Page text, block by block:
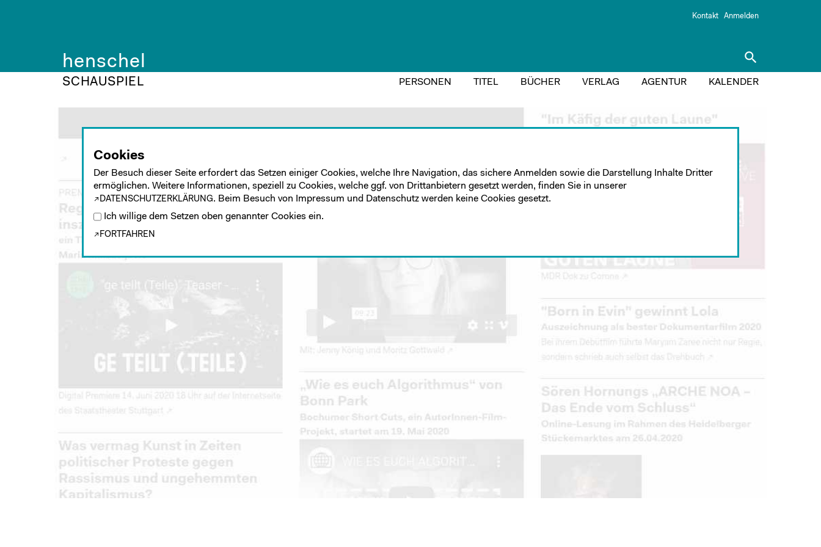
Kontakt Anmelden
henschel search
SCHAUSPIEL PERSONEN TITEL BÜCHER VERLAG AGENTUR KALENDER
Cookies
Der Besuch dieser Seite erfordert das Setzen einiger Cookies, welche Ihre Navigation, das sichere Anmelden sowie die Darstellung Inhalte Dritter
ermöglichen. Weitere Informationen, speziell zu Cookies, welche ggf. von Drittanbietern gesetzt werden, finden Sie in unserer
DATENSCHUTZERKLÄRUNG. Beim Besuch von Impressum und Datenschutz werden keine Cookies gesetzt.
Ich willige dem Setzen oben genannter Cookies ein.
FORTFAHREN